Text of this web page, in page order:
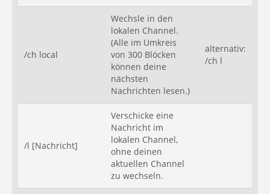
/ch local
Wechsle in den
lokalen Channel.
(Alle im Umkreis
von 300 Blöcken
können deine
nächsten
Nachrichten lesen.)
alternativ:
/ch l
/l [Nachricht]
Verschicke eine
Nachricht im
lokalen Channel,
ohne deinen
aktuellen Channel
zu wechseln.